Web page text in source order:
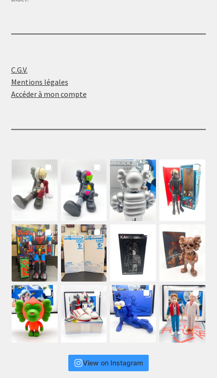
C.G.V.
Mentions légales
Accéder à mon compte
View on Instagram